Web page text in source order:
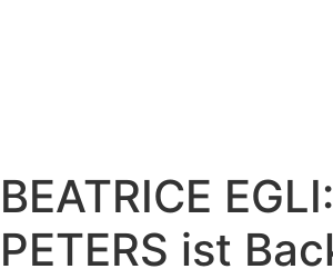
BEATRICE
PETERS ist